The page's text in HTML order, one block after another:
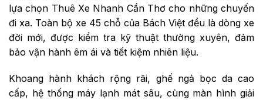
lựa chọn Thuê Xe Nhanh Cần Thơ cho những chuyến
đi xa. Toàn bộ xe 45 chỗ của Bách Việt đều là dòng xe
đời mới, được kiểm tra kỹ thuật thường xuyên, đảm
bảo vận hành êm ái và tiết kiệm nhiên liệu.
Khoang hành khách rộng rãi, ghế ngả bọc da cao
cấp, hệ thống máy lạnh mát sâu, cùng màn hình giải